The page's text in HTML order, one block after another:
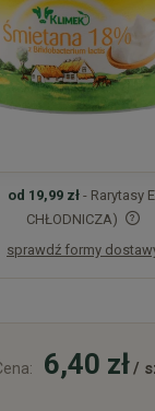
od 19,99 zł - Rarytasy
CHŁODNICZA)
kosztów
sprawdź formy
6,40 zł/